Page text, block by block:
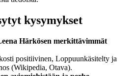
kysymykset
Härkösen merkittävimmät
positiivinen, Loppuunkäsitelty ja
(Wikipedia, Otava).